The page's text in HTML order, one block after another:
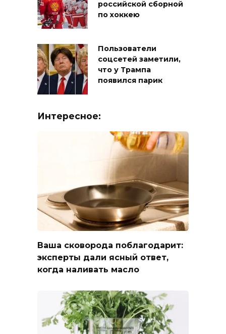
российской сборной
по хоккею
Пользователи
соцсетей заметили,
что у Трампа
появился парик
Интересное:
Ваша сковорода поблагодарит:
эксперты дали ясный ответ,
когда наливать масло